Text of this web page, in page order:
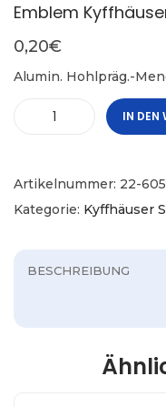
Emblem
0,20€
Alumin. Hohlpräg.-
IN DEN
Artikelnummer: 22-
Kategorie: Kyffhäuser
BESCHREIBUNG